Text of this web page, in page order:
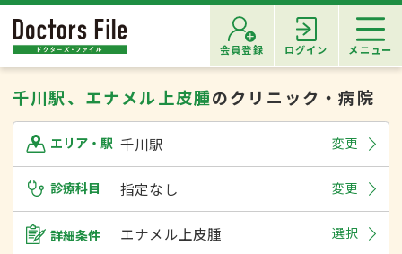
会員登録 ログイン メニュー
千川駅、エナメル上皮腫のクリニック・病院
エリア・駅 千川駅 変更
診療科目 指定なし 変更
詳細条件 エナメル上皮腫 選択